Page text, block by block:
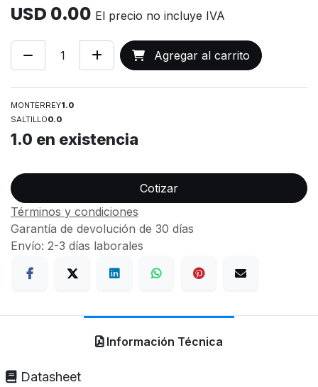
USD 0.00 El precio no incluye IVA
Agregar al carrito
MONTERREY1.0
SALTILLO0.0
1.0 en existencia
Cotizar
Términos y condiciones
Garantía de devolución de 30 días
Envío: 2-3 días laborales
Información Técnica
Datasheet